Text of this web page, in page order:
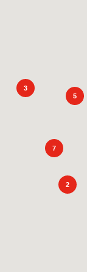
7
5
3
2